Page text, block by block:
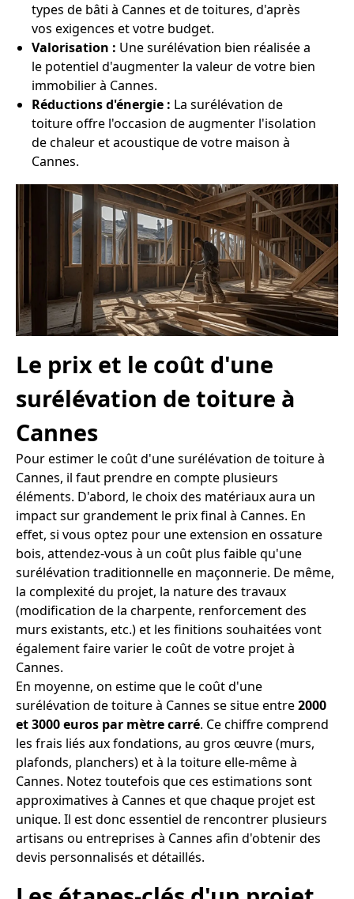
types de bâti à Cannes et de toitures, d'après
vos exigences et votre budget.
Valorisation : Une surélévation bien réalisée a
le potentiel d'augmenter la valeur de votre bien
immobilier à Cannes.
Réductions d'énergie : La surélévation de
toiture offre l'occasion de augmenter l'isolation
de chaleur et acoustique de votre maison à
Cannes.
Le prix et le coût d'une
surélévation de toiture à
Cannes
Pour estimer le coût d'une surélévation de toiture à
Cannes, il faut prendre en compte plusieurs
éléments. D'abord, le choix des matériaux aura un
impact sur grandement le prix final à Cannes. En
effet, si vous optez pour une extension en ossature
bois, attendez-vous à un coût plus faible qu'une
surélévation traditionnelle en maçonnerie. De même,
la complexité du projet, la nature des travaux
(modification de la charpente, renforcement des
murs existants, etc.) et les finitions souhaitées vont
également faire varier le coût de votre projet à
Cannes.
En moyenne, on estime que le coût d'une
surélévation de toiture à Cannes se situe entre2000
et 3000 euros par mètre carré. Ce chiffre comprend
les frais liés aux fondations, au gros œuvre (murs,
plafonds, planchers) et à la toiture elle-même à
Cannes. Notez toutefois que ces estimations sont
approximatives à Cannes et que chaque projet est
unique. Il est donc essentiel de rencontrer plusieurs
artisans ou entreprises à Cannes afin d'obtenir des
devis personnalisés et détaillés.